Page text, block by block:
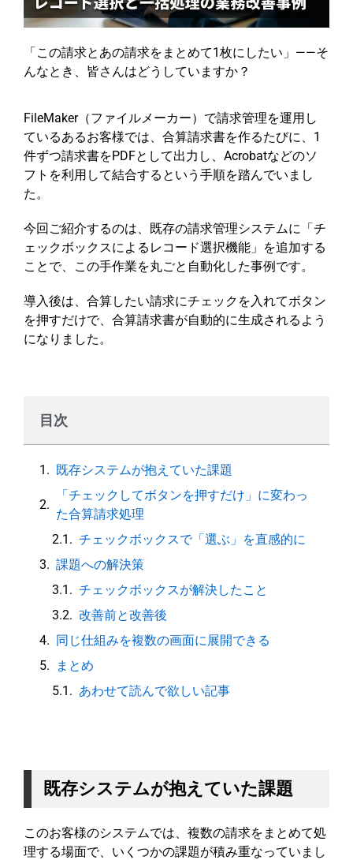
「この請求とあの請求をまとめて1枚にしたい」——そ
んなとき、皆さんはどうしていますか？
FileMaker（ファイルメーカー）で請求管理を運用し
ているあるお客様では、合算請求書を作るたびに、1
件ずつ請求書をPDFとして出力し、Acrobatなどのソ
フトを利用して結合するという手順を踏んでいまし
た。
今回ご紹介するのは、既存の請求管理システムに「チ
ェックボックスによるレコード選択機能」を追加する
ことで、この手作業を丸ごと自動化した事例です。
導入後は、合算したい請求にチェックを入れてボタン
を押すだけで、合算請求書が自動的に生成されるよう
になりました。
目次
既存システムが抱えていた課題
「チェックしてボタンを押すだけ」に変わっ
た合算請求処理
チェックボックスで「選ぶ」を直感的に
課題への解決策
チェックボックスが解決したこと
改善前と改善後
同じ仕組みを複数の画面に展開できる
まとめ
あわせて読んで欲しい記事
既存システムが抱えていた課題
このお客様のシステムでは、複数の請求をまとめて処
理する場面で、いくつかの課題が積み重なっていまし